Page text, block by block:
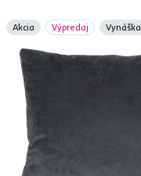
Akcia Výpredaj Vynáška